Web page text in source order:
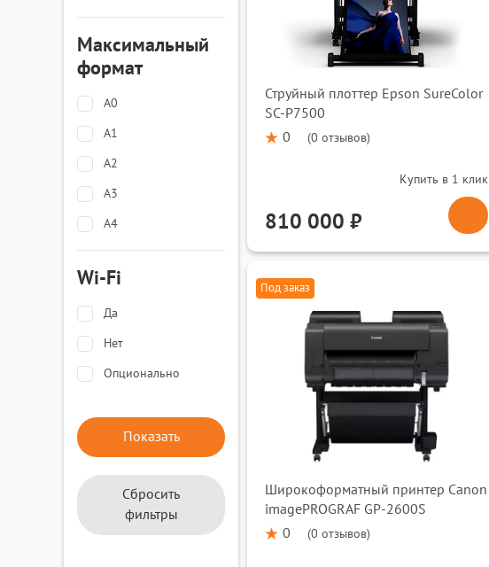
Максимальный
формат
A0
A1
A2
A3
A4
Wi-Fi
Да
Нет
Опционально
Сбросить
фильтры
Струйный плоттер Epson SureColor
SC-P7500
0
(0 отзывов)
Купить в 1 клик
810 000 ₽
Под заказ
Широкоформатный принтер Canon
imagePROGRAF GP-2600S
0
(0 отзывов)